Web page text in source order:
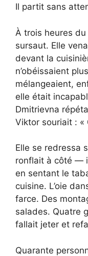
Il partit sans
À trois heures
sursaut. Elle
devant la
n’obéissaient
mélangeaient,
elle était
Dmitrievna
Viktor souriait : «
Elle se redressa
ronflait à côté —
en sentant le
cuisine. L’oie
farce. Des
salades. Quatre
fallait jeter et
Quarante